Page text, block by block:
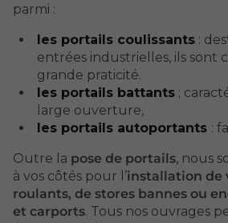
parmi :
les portails coulissants:
entrées industrielles, ils sont
grande praticité.
les portails battants;
large ouverture,
les portails autoportants :
Outre la pose de portails, nous
à vos côtés pour l’installation de
roulants, de stores bannes ou
et carports. Tous nos ouvrages